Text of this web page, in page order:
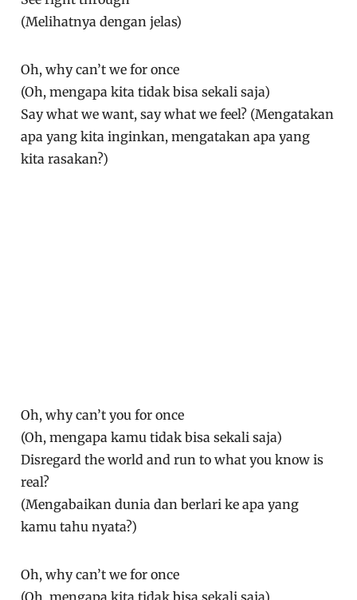
(Melihatnya dengan jelas)
Oh, why can’t we for once
(Oh, mengapa kita tidak bisa sekali saja)
Say what we want, say what we feel? (Mengatakan
apa yang kita inginkan, mengatakan apa yang
kita rasakan?)
Oh, why can’t you for once
(Oh, mengapa kamu tidak bisa sekali saja)
Disregard the world and run to what you know is
real?
(Mengabaikan dunia dan berlari ke apa yang
kamu tahu nyata?)
Oh, why can’t we for once